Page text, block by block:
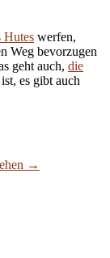
Hutes werfen,
Weg bevorzugen
geht auch, die
es gibt auch
→